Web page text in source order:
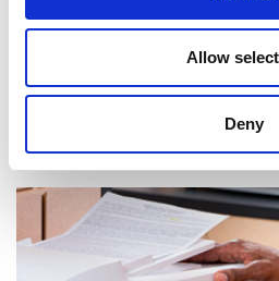
Allow
Deny
Réception de